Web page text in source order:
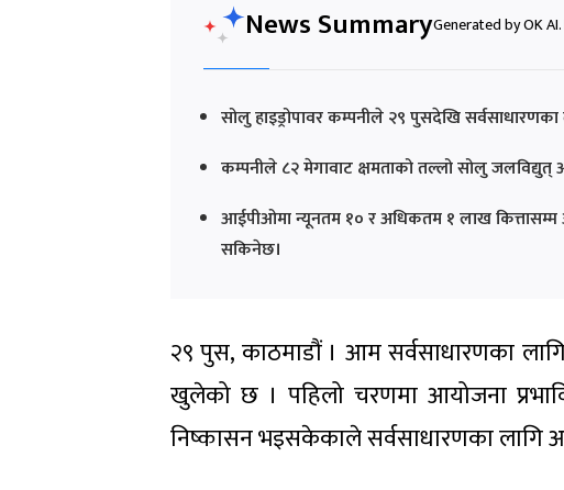
News SummaryGenerated by OK
सोलु हाइड्रोपावर कम्पनीले २९ पुसदेखि
कम्पनीले ८२ मेगावाट क्षमताको तल्लो सोलु जलविद्युत्
आईपीओमा न्यूनतम १० र अधिकतम १ लाख
सकिनेछ।
२९ पुस, काठमाडौं । आम सर्वसाधारणका
खुलेको छ । पहिलो चरणमा आयोजना
निष्कासन भइसकेकाले सर्वसाधारणका लागि